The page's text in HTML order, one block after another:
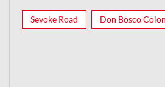
Sevoke Road Don Bosco